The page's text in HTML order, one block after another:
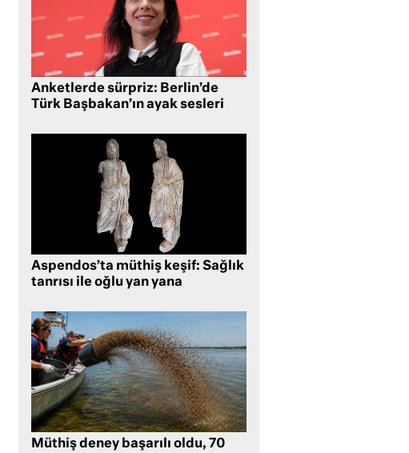
Anketlerde sürpriz: Berlin’de
Türk Başbakan’ın ayak sesleri
Aspendos’ta müthiş keşif: Sağlık
tanrısı ile oğlu yan yana
Müthiş deney başarılı oldu, 70